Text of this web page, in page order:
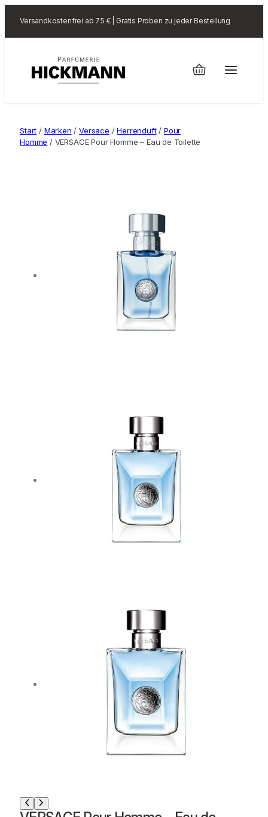
Versandkostenfrei ab 75 € | Gratis Proben zu jeder Bestellung
Start / Marken /Versace /Herrenduft/ Pour
Homme / VERSACE Pour Homme – Eau de Toilette